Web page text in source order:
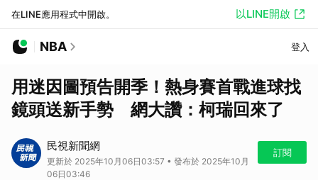
在LINE應用程式中開啟。 以LINE開啟
NBA 登入
用迷因圖預告開季！熱身賽首戰進球找
鏡頭送新手勢 網大讚：柯瑞回來了
民視新聞網
更新於 2025年10月06日03:57 • 發布於 2025年10月
06日03:46
訂閱